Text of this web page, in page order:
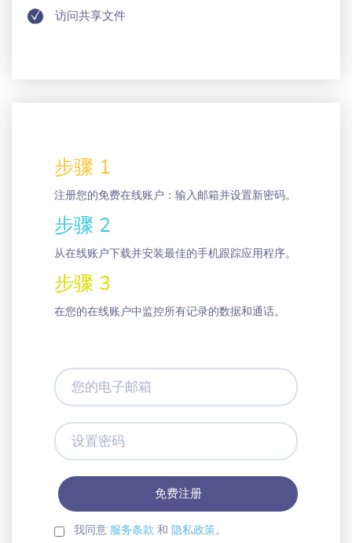
访问共享文件
步骤 1
注册您的免费在线账户：输入邮箱并设置新密码。
步骤 2
从在线账户下载并安装最佳的手机跟踪应用程序。
步骤 3
在您的在线账户中监控所有记录的数据和通话。
您
的
电
子
箱
设
置
密
码
我同意 服务条款 和 隐私政策。